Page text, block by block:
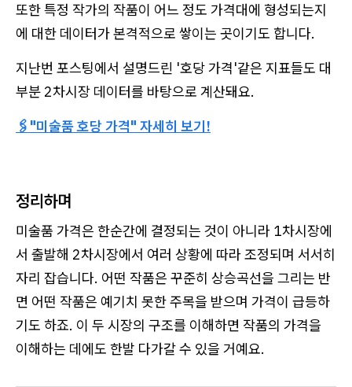
또한 특정 작가의 작품이 어느 정도 가격대에 형성되는지
에 대한 데이터가 본격적으로 쌓이는 곳이기도 합니다.
지난번 포스팅에서 설명드린 '호당 가격'같은 지표들도 대
부분 2차시장 데이터를 바탕으로 계산돼요.
🖇️"미술품 호당 가격" 자세히 보기!
정리하며
미술품 가격은 한순간에 결정되는 것이 아니라 1차시장에
서 출발해 2차시장에서 여러 상황에 따라 조정되며 서서히
자리 잡습니다. 어떤 작품은 꾸준히 상승곡선을 그리는 반
면 어떤 작품은 예기치 못한 주목을 받으며 가격이 급등하
기도 하죠. 이 두 시장의 구조를 이해하면 작품의 가격을
이해하는 데에도 한발 다가갈 수 있을 거예요.